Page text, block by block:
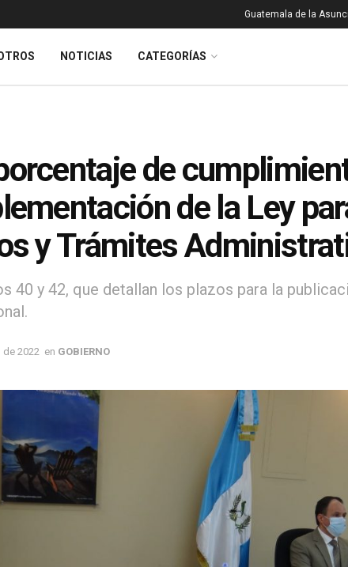
Guatemala de la
NOTICIAS CATEGORÍAS
de
de la Ley
y Trámites
40 y 42, que detallan los plazos para la
de 2022 en GOBIERNO